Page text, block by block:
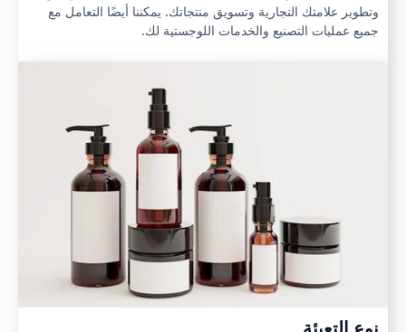
وتطوير علامتك التجارية وتسويق منتجاتك. يمكننا أيضًا التعامل مع
جميع عمليات التصنيع والخدمات اللوجستية لك.